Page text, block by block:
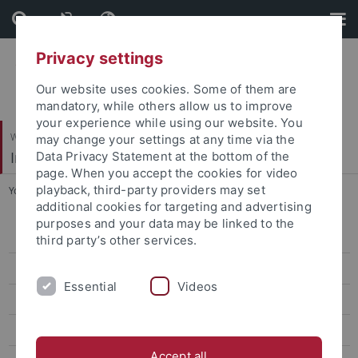
Skip
to
content
Skip
to
footer
Wirtschafts- und Sozialwissenschaftliche Fakultät
Institut für Sportwissenschaft
You are here: Startseite ... Prof. Dr. Helmut Digel
Sportökonomik, Sportmanagement und Sportpublizistik
Prof. Dr. Tim Pawlowski
Privacy settings
Our website uses cookies. Some of them are
mandatory, while others allow us to improve
your experience while using our website. You
may change your settings at any time via the
Data Privacy Statement at the bottom of the
page. When you accept the cookies for video
playback, third-party providers may set
additional cookies for targeting and advertising
purposes and your data may be linked to the
third party’s other services.
Essential Videos